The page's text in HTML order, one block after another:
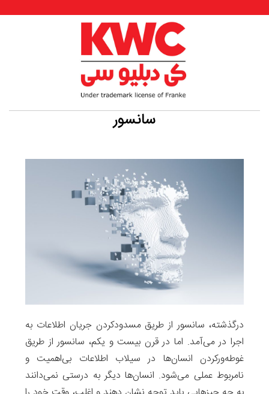
سانسور
درگذشته، سانسور از طریق مسدودکردن جریان اطلاعات به‌
اجرا در می‌آمد. اما در قرن بیست ‌و یکم، سانسور از طریق
غوطه‌ورکردن انسان‌ها در سیلاب اطلاعات بی‌اهمیت و
نامربوط عملی می‌شود. انسان‌ها دیگر به درستی نمی‌دانند